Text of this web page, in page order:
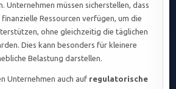
Unternehmen müssen sicherstellen, dass
Ressourcen verfügen, um die
ohne gleichzeitig die täglichen
Dies kann besonders für kleinere
Belastung darstellen.
Unternehmen auch auf regulatorische